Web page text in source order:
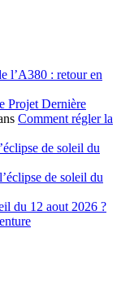
l’A380 : retour en
Projet Dernière
Comment régler la
de soleil du
de soleil du
du 12 aout 2026 ?